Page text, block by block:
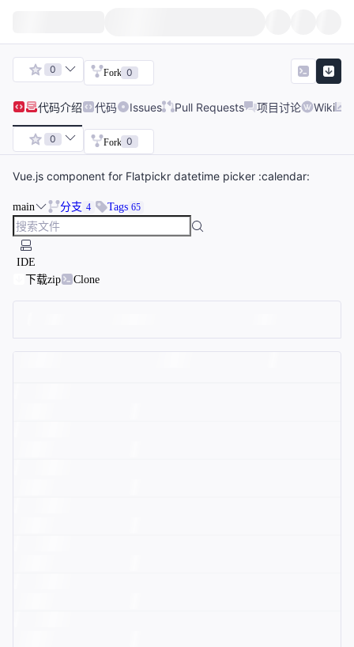
0 Fork 0
代码介绍 代码 Issues Pull Requests 项目讨论 Wiki
0 Fork 0
Vue.js component for Flatpickr datetime picker :calendar:
main 分支 4 Tags 65
IDE
下载zip
Clone